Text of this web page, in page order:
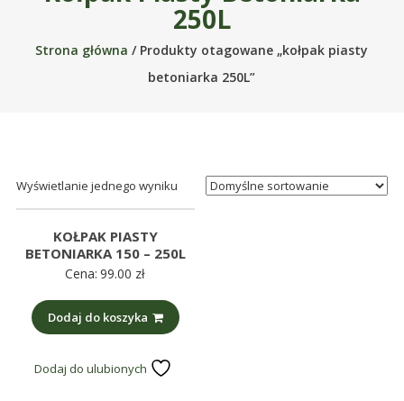
ogrodowe,
Produkujemy
min.:
różnego
rodzaju
betoniarek,
rolniczych,
250L
Strona główna / Produkty otagowane „kołpak piasty
betoniarka 250L”
Wyświetlanie jednego wyniku
KOŁPAK PIASTY
BETONIARKA 150 – 250L
Cena: 99.00 zł
Dodaj do koszyka
Dodaj do ulubionych